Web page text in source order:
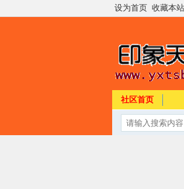
设为首页 收藏本站
社区首页